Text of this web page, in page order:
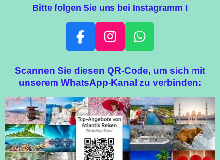
Bitte folgen Sie uns bei Instagramm !
F
C
E
B
O
O
K
I
S
T
A
G
R
A
M
W
A
T
S
A
P
P
Scannen Sie diesen QR-Code, um sich mit
unserem WhatsApp-Kanal zu verbinden: